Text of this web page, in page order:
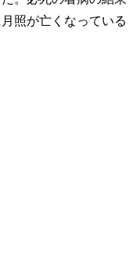
照が亡くなっている